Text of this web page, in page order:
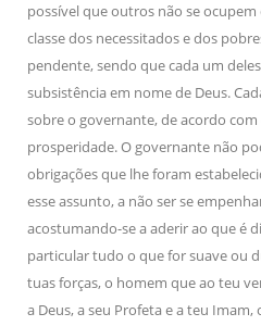
possível que outros não se
classe dos necessitados e dos
pendente, sendo que cada um
subsistência em nome de Deus.
sobre o governante, de acordo
prosperidade. O governante não
obrigações que lhe foram
esse assunto, a não ser se
acostumando-se a aderir ao que é
particular tudo o que for suave ou
tuas forças, o homem que ao teu
a Deus, a seu Profeta e a teu Imam,